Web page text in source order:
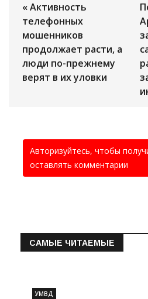
« Активность
телефонных
мошенников
продолжает расти, а
люди по-прежнему
верят в их уловки
Авторизуйтесь, чтобы
оставлять комментарии
САМЫЕ ЧИТАЕМЫЕ
УМВД